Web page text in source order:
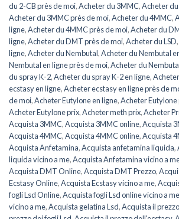
du 2-CB près de moi,Acheter du 3MMC,Acheter
Acheter du 3MMC près de moi,Acheter du 4MMC,
ligne,Acheter du 4MMC près de moi,Acheter du
ligne,Acheter du DMT près de moi,Acheter du LSD,
ligne,Acheter du Nembutal,Acheter du Nembutal
Nembutal en ligne près de moi,Acheter du
du spray K-2,Acheter du spray K-2 en ligne,
ecstasy en ligne,Acheter ecstasy en ligne près de
de moi,Acheter Eutylone en ligne,Acheter Eutylone
Acheter Eutylone prix,Acheter meth prix,Acheter
Acquista 3MMC,Acquista 3MMC online,Acquista
Acquista 4MMC,Acquista 4MMC online,Acquista
Acquista Anfetamina,Acquista anfetamina liquida,
liquida vicino a me,Acquista Anfetamina vicino a
Acquista DMT Online,Acquista DMT Prezzo,
Ecstasy Online,Acquista Ecstasy vicino a me,
fogli Lsd Online,Acquista fogli Lsd online vicino a me
vicino a me,Acquista gelatina Lsd,Acquista il